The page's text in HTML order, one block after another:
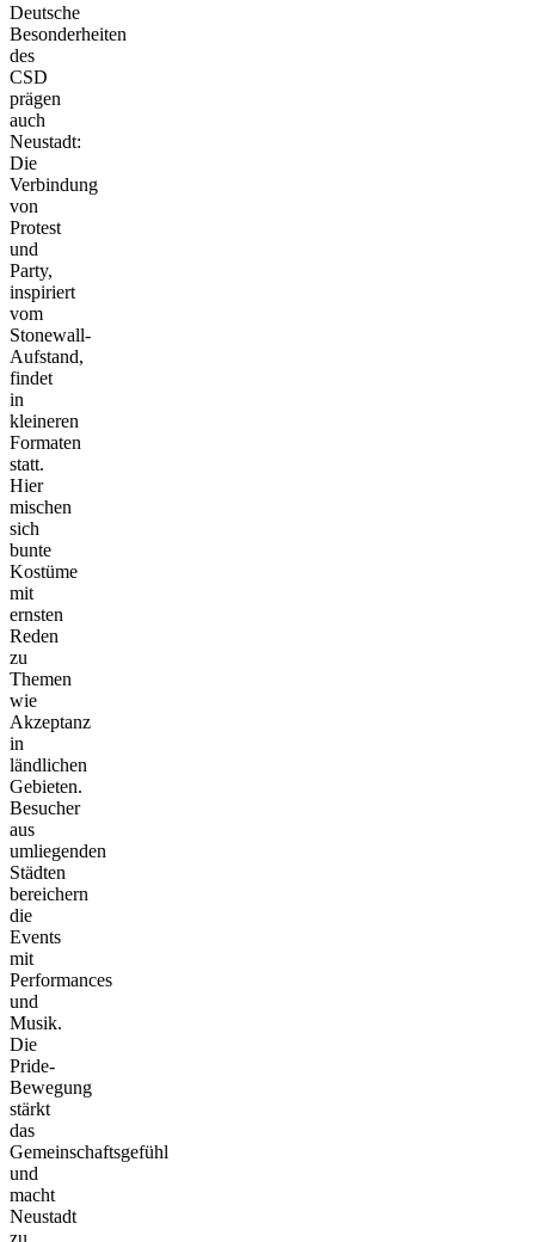
Deutsche
Besonderheiten
des
CSD
prägen
auch
Neustadt:
Die
Verbindung
von
Protest
und
Party,
inspiriert
vom
Stonewall-
Aufstand,
findet
in
kleineren
Formaten
statt.
Hier
mischen
sich
bunte
Kostüme
mit
ernsten
Reden
zu
Themen
wie
Akzeptanz
in
ländlichen
Gebieten.
Besucher
aus
umliegenden
Städten
bereichern
die
Events
mit
Performances
und
Musik.
Die
Pride-
Bewegung
stärkt
das
Gemeinschaftsgefühl
und
macht
Neustadt
zu